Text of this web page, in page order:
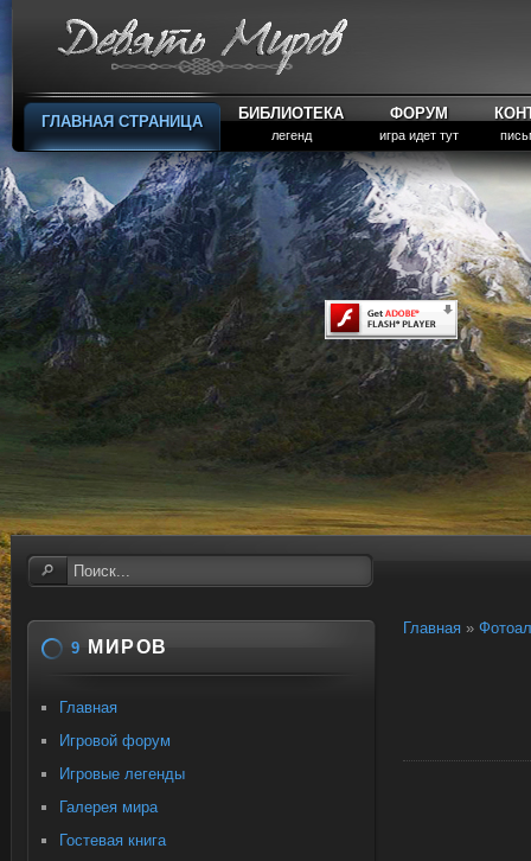
ГЛАВНАЯ СТРАНИЦА БИБЛИОТЕКА
легенд
ФОРУМ
игра идет тут
Главная »
9 МИРОВ
Главная
Игровой форум
Игровые легенды
Галерея мира
Гостевая книга